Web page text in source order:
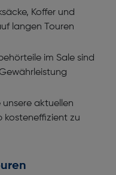
Koffer und
langen Touren
im Sale sind
aktuellen
kosteneffizient zu